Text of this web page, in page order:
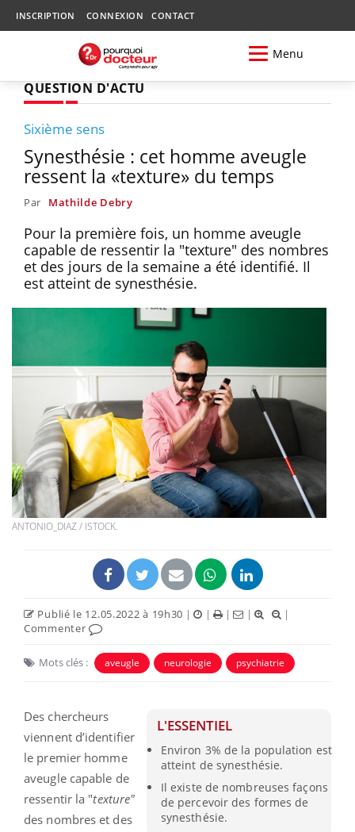
INSCRIPTION CONNEXION CONTACT
Menu
QUESTION D'ACTU
Sixième sens
Synesthésie : cet homme aveugle
ressent la «texture» du temps
Par Mathilde Debry
Pour la première fois, un homme aveugle
capable de ressentir la "texture" des nombres
et des jours de la semaine a été identifié. Il
est atteint de synesthésie.
ANTONIO_DIAZ / ISTOCK.
Publié le 12.05.2022 à 19h30 | | | |
|
Commenter
Mots clés : aveugle neurologie psychiatrie
L'ESSENTIEL
Environ 3% de la population est
atteint de synesthésie.
Il existe de nombreuses façons
de percevoir des formes de
synesthésie.
Des chercheurs
viennent d’identifier
le premier homme
aveugle capable de
ressentir la "texture"
des nombres et des